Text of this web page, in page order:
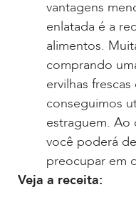
vantagens
enlatada é a
alimentos.
comprando
ervilhas
conseguimos
estraguem. Ao
você poderá
preocupar em
Veja a receita: